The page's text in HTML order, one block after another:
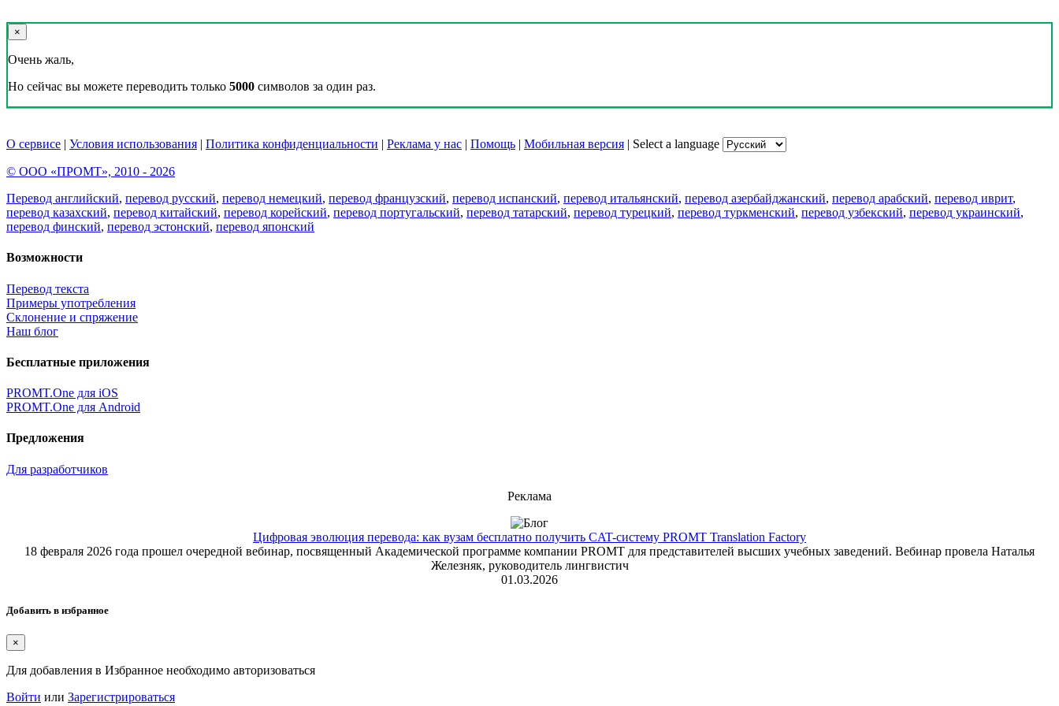
×
Очень жаль,
Но сейчас вы можете переводить только 5000 символов за один раз.
О сервисе | Условия использования | Политика конфиденциальности | Реклама у нас | Помощь | Мобильная версия | Select a language
© ООО «ПРОМТ», 2010 - 2026
Перевод английский, перевод русский, перевод немецкий, перевод французский, перевод испанский, перевод итальянский, перевод азербайджанский, перевод арабский, перевод иврит,
перевод казахский, перевод китайский, перевод корейский, перевод португальский, перевод татарский, перевод турецкий, перевод туркменский, перевод узбекский, перевод украинский,
перевод финский, перевод эстонский, перевод японский
Возможности
Перевод текста
Примеры употребления
Склонение и спряжение
Наш блог
Бесплатные приложения
PROMT.One для iOS
PROMT.One для Android
Предложения
Для разработчиков
Реклама
Цифровая эволюция перевода: как вузам бесплатно получить CAT-систему PROMT Translation Factory
18 февраля 2026 года прошел очередной вебинар, посвященный Академической программе компании PROMT для представителей высших учебных заведений. Вебинар провела Наталья
Железняк, руководитель лингвистич
01.03.2026
Добавить в избранное
×
Для добавления в Избранное необходимо авторизоваться
Войти или Зарегистрироваться